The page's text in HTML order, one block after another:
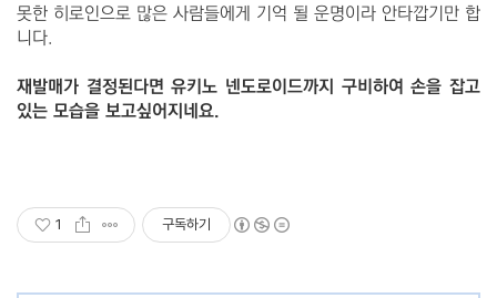
못한 히로인으로 많은 사람들에게 기억 될 운명이라 안타깝기만 합
니다.
재발매가 결정된다면 유키노 넨도로이드까지 구비하여 손을 잡고
있는 모습을 보고싶어지네요.
1 구독하기